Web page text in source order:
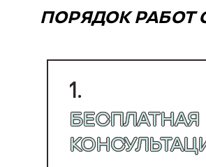
ПОРЯДОК РАБОТ
1.
БЕСПЛАТНАЯ